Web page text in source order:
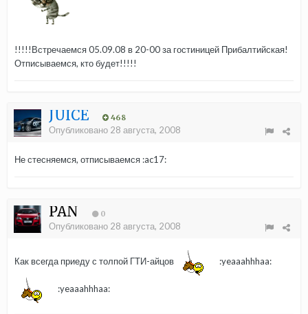
!!!!!Встречаемся 05.09.08 в 20-00 за гостиницей Прибалтийская!
Отписываемся, кто будет!!!!!
JUICE 468
Опубликовано 28 августа, 2008
Не стесняемся, отписываемся :ac17:
PAN 0
Опубликовано 28 августа, 2008
Как всегда приеду с толпой ГТИ-айцов :yeaaahhhaa:
:yeaaahhhaa: